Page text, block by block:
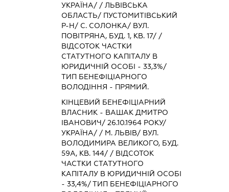
УКРАЇНА/ / ЛЬВІВСЬКА
ОБЛАСТЬ/ ПУСТОМИТІВСЬКИЙ
Р-Н/ С. СОЛОНКА/ ВУЛ.
ПОВІТРЯНА, БУД. 1, КВ. 17/ /
ВІДСОТОК ЧАСТКИ
СТАТУТНОГО КАПІТАЛУ В
ЮРИДИЧНІЙ ОСОБІ - 33,3%/
ТИП БЕНЕФІЦІАРНОГО
ВОЛОДІННЯ - ПРЯМИЙ.
КІНЦЕВИЙ БЕНЕФІЦІАРНИЙ
ВЛАСНИК - ВАШАК ДМИТРО
ІВАНОВИЧ/ 26.10.1964 РОКУ/
УКРАЇНА/ / М. ЛЬВІВ/ ВУЛ.
ВОЛОДИМИРА ВЕЛИКОГО, БУД.
59А, КВ. 144/ / ВІДСОТОК
ЧАСТКИ СТАТУТНОГО
КАПІТАЛУ В ЮРИДИЧНІЙ ОСОБІ
- 33,4%/ ТИП БЕНЕФІЦІАРНОГО